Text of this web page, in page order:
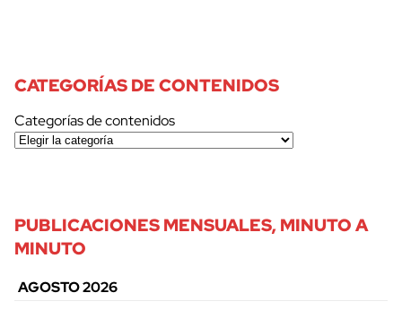
CATEGORÍAS DE CONTENIDOS
Categorías de contenidos
PUBLICACIONES MENSUALES, MINUTO A
MINUTO
AGOSTO 2026